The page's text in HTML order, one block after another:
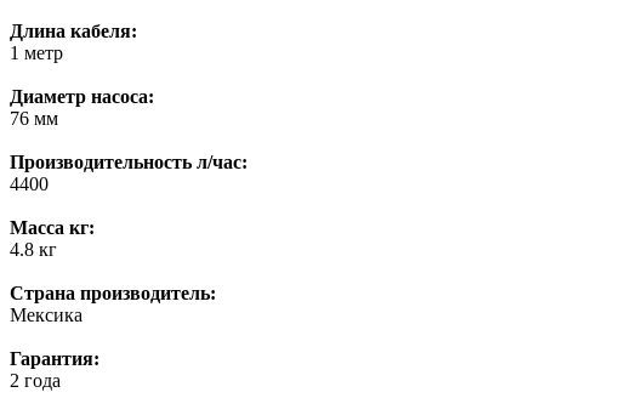
Длина кабеля:
1 метр
Диаметр насоса:
76 мм
Производительность л/час:
4400
Масса кг:
4.8 кг
Страна производитель:
Мексика
Гарантия:
2 года